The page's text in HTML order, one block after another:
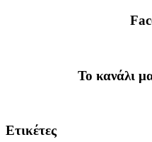
To κανάλι
Ετικέτες